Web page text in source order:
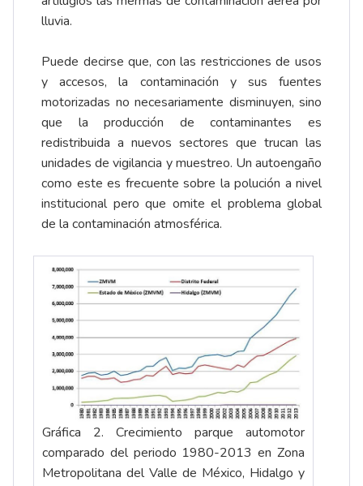
lluvia.
Puede decirse que, con las restricciones de usos
y accesos, la contaminación y sus fuentes
motorizadas no necesariamente disminuyen, sino
que la producción de contaminantes es
redistribuida a nuevos sectores que trucan las
unidades de vigilancia y muestreo. Un autoengaño
como este es frecuente sobre la polución a nivel
institucional pero que omite el problema global
de la contaminación atmosférica.
Gráfica 2. Crecimiento parque automotor
comparado del periodo 1980-2013 en Zona
Metropolitana del Valle de México, Hidalgo y